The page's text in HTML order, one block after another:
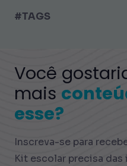
#TAGS
Você
mais
esse?
Inscreva-se para
Kit escolar precisa